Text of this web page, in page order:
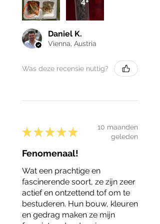
Daniel K.
Vienna, Austria
Was deze recensie nuttig?
★ ★ ★ ★ ★
10 maanden
geleden
Fenomenaal!
Wat een prachtige en
fascinerende soort, ze zijn zeer
actief en ontzettend tof om te
bestuderen. Hun bouw, kleuren
en gedrag maken ze mijn